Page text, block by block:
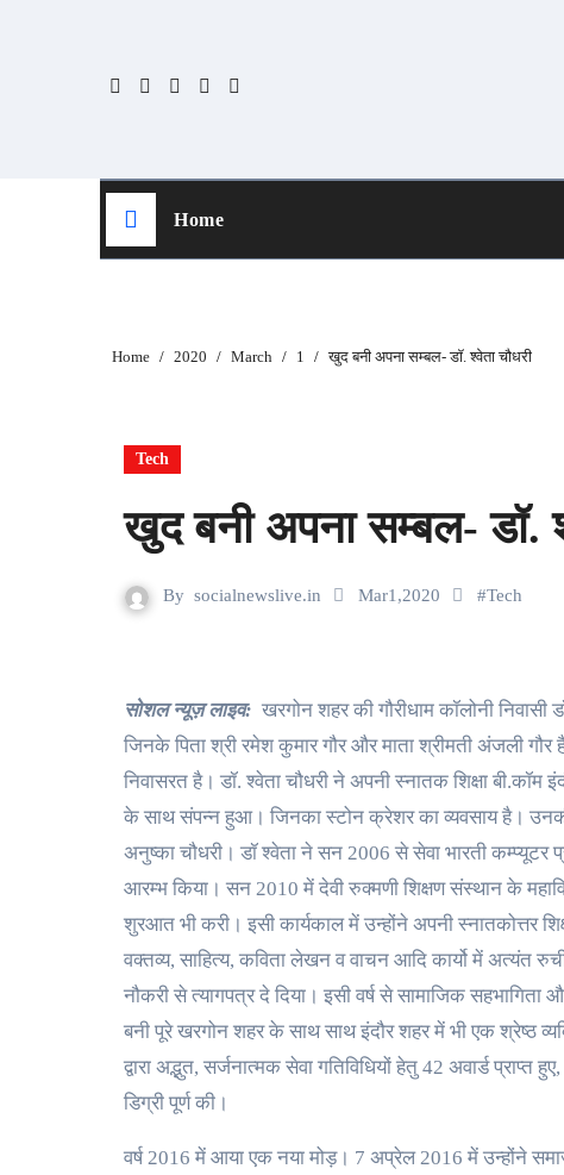
Home
Home 2020 March 1 खुद बनी अपना सम्बल- डॉ. श्वेता चौधरी
Tech
खुद बनी अपना सम्बल- डॉ.
By socialnewslive.in Mar1,2020 #Tech
सोशल न्यूज़ लाइव: खरगोन शहर की गौरीधाम कॉलोनी
जिनके पिता श्री रमेश कुमार गौर और माता श्रीमती अंजली
निवासरत है। डॉ. श्वेता चौधरी ने अपनी स्नातक शिक्षा बी.कॉम
के साथ संपन्न हुआ। जिनका स्टोन क्रेशर का व्यवसाय है। उनकी
अनुष्का चौधरी। डॉ श्वेता ने सन 2006 से सेवा भारती कम्प्यूटर
आरम्भ किया। सन 2010 में देवी रुक्मणी शिक्षण संस्थान के
शुरआत भी करी। इसी कार्यकाल में उन्होंने अपनी स्नातकोत्तर
वक्तव्य, साहित्य, कविता लेखन व वाचन आदि कार्यो में अत्यंत
नौकरी से त्यागपत्र दे दिया। इसी वर्ष से सामाजिक
बनी पूरे खरगोन शहर के साथ साथ इंदौर शहर में भी एक श्रेष्ठ
द्वारा अद्भुत, सर्जनात्मक सेवा गतिविधियों हेतु 42 अवार्ड प्राप्त
डिग्री पूर्ण की।
वर्ष 2016 में आया एक नया मोड़। 7 अप्रेल 2016 में उन्होंने